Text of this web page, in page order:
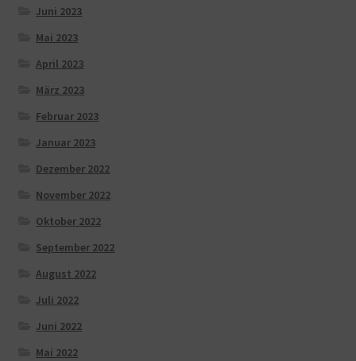
Juni 2023
Mai 2023
April 2023
März 2023
Februar 2023
Januar 2023
Dezember 2022
November 2022
Oktober 2022
September 2022
August 2022
Juli 2022
Juni 2022
Mai 2022